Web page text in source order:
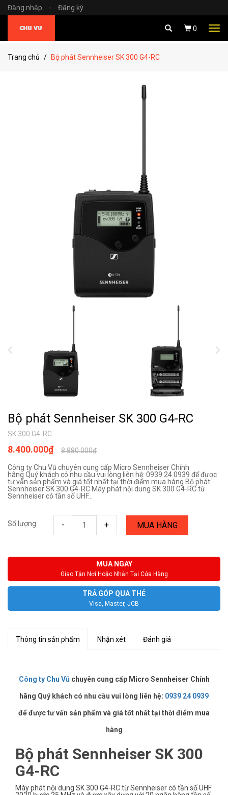
Đăng nhập - Đăng ký
0
Trang chủ Bộ phát Sennheiser SK 300 G4-RC
Bộ phát Sennheiser SK 300 G4-RC
SK 300 G4-RC
8.880.000₫
8.400.000₫
Công ty Chu Vũ chuyên cung cấp Micro Sennheiser Chính
hãng Quý khách có nhu cầu vui lòng liên hệ: 0939 24 0939 để được
tư vấn sản phẩm và giá tốt nhất tại thời điểm mua hàng Bộ phát
Sennheiser SK 300 G4-RC Máy phát nội dung SK 300 G4-RC từ
Sennheiser có tần số UHF...
Số lượng: - + MUA HÀNG
MUA NGAY
Giao Tận Nơi Hoặc Nhận Tại Cửa Hàng
TRẢ GÓP QUA THẺ
Visa, Master, JCB
Thông tin sản phẩm Nhận xét Đánh giá
Công ty Chu Vũ chuyên cung cấp Micro Sennheiser Chính
hãng Quý khách có nhu cầu vui lòng liên hệ: 0939 24 0939
để được tư vấn sản phẩm và giá tốt nhất tại thời điểm mua
hàng
Bộ phát Sennheiser SK 300
G4-RC
Máy phát nội dung SK 300 G4-RC từ Sennheiser có tần số UHF